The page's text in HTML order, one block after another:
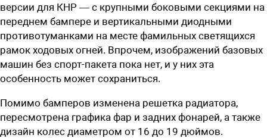
версии для КНР — с крупными боковыми секциями на
переднем бампере и вертикальными диодными
противотуманками на месте фамильных светящихся
рамок ходовых огней. Впрочем, изображений базовых
машин без спорт-пакета пока нет, и у них эта
особенность может сохраниться.
Помимо бамперов изменена решетка радиатора,
пересмотрена графика фар и задних фонарей, а также
дизайн колес диаметром от 16 до 19 дюймов.